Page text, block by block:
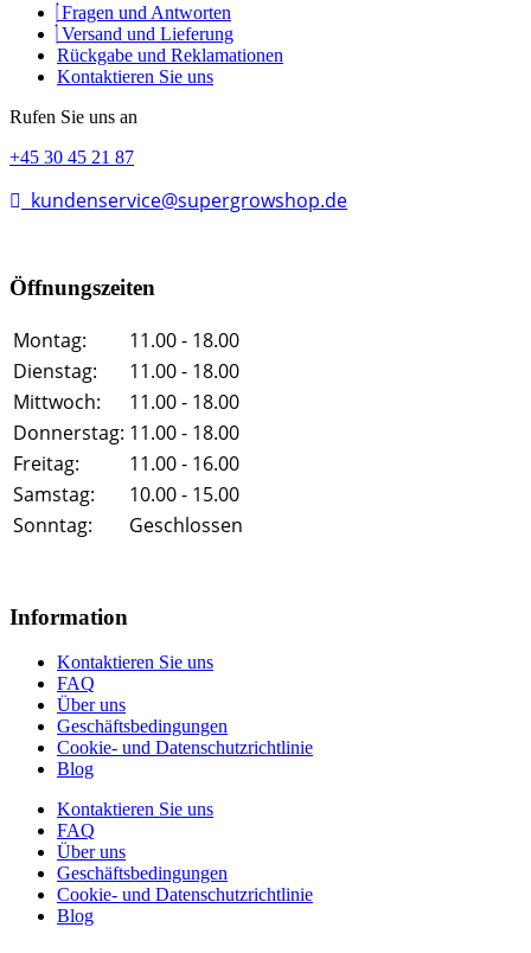
Fragen und Antworten
Versand und Lieferung
Rückgabe und Reklamationen
Kontaktieren Sie uns
Rufen Sie uns an
+45 30 45 21 87
kundenservice@supergrowshop.de
Öffnungszeiten
Montag:
11.00 - 18.00
Dienstag:
11.00 - 18.00
Mittwoch:
11.00 - 18.00
Donnerstag: 11.00 - 18.00
Freitag:
11.00 - 16.00
Samstag:
10.00 - 15.00
Sonntag:
Geschlossen
Information
Kontaktieren Sie uns
FAQ
Über uns
Geschäftsbedingungen
Cookie- und Datenschutzrichtlinie
Blog
Kontaktieren Sie uns
FAQ
Über uns
Geschäftsbedingungen
Cookie- und Datenschutzrichtlinie
Blog